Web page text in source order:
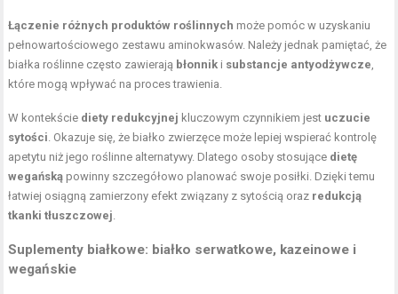
Łączenie różnych produktów roślinnych może pomóc w uzyskaniu
pełnowartościowego zestawu aminokwasów. Należy jednak pamiętać, że
białka roślinne często zawierają błonnik i substancje antyodżywcze
które mogą wpływać na proces trawienia.
W kontekście diety redukcyjnej kluczowym czynnikiem jest uczucie
sytości . Okazuje się, że białko zwierzęce może lepiej wspierać kontrolę
apetytu niż jego roślinne alternatywy. Dlatego osoby stosujące dietę
wegańską powinny szczegółowo planować swoje posiłki. Dzięki temu
łatwiej osiągną zamierzony efekt związany z sytością oraz redukcją
tkanki tłuszczowej
Suplementy białkowe: białko serwatkowe, kazeinowe i
wegańskie